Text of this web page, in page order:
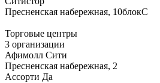
Пресненская набережная, 10блокС
Торговые центры
3 организации
Афимолл Сити
Пресненская набережная, 2
Ассорти Да